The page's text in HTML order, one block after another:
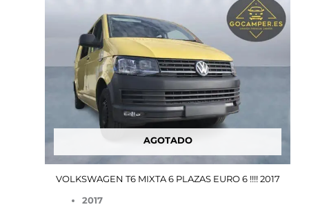
AGOTADO
VOLKSWAGEN T6 MIXTA 6 PLAZAS EURO 6 !!!! 2017
2017